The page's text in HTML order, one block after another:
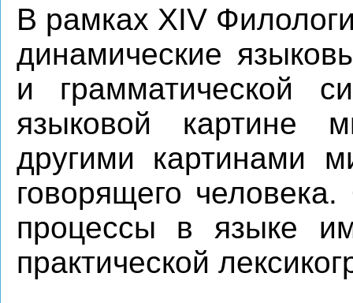
В рамках XIV
динамические
и грамматической
языковой картине
другими картинами
говорящего
процессы в языке
практической